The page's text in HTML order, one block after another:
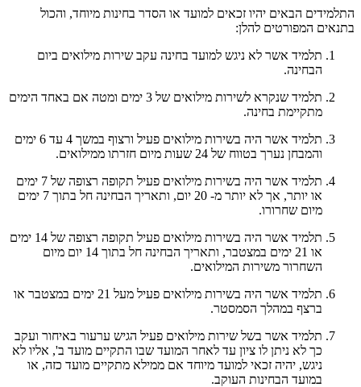
התלמידים הבאים יהיו זכאים למועד או הסדר בחינות מיוחד, והכול
בתנאים המפורטים להלן:
תלמיד אשר לא ניגש למועד בחינה עקב שירות מילואים ביום
הבחינה.
תלמיד שנקרא לשירות מילואים של 3 ימים ומטה אם באחד הימים
מתקיימת בחינה.
תלמיד אשר היה בשירות מילואים פעיל ורצוף במשך 4 עד 6 ימים
והמבחן נערך בטווח של 24 שעות מיום חזרתו ממילואים.
תלמיד אשר היה בשירות מילואים פעיל תקופה רצופה של 7 ימים
או יותר, אך לא יותר מ- 20 יום, ותאריך הבחינה חל בתוך 7 ימים
מיום שחרורו.
תלמיד אשר היה בשירות מילואים פעיל תקופה רצופה של 14 ימים
או 21 ימים במצטבר, ותאריך הבחינה חל בתוך 14 יום מיום
השחרור משירות המילואים.
תלמיד אשר היה בשירות מילואים פעיל מעל 21 ימים במצטבר או
ברצף במהלך הסמסטר.
תלמיד אשר בשל שירות מילואים פעיל הגיש ערעור באיחור ועקב
כך לא ניתן לו ציון עד לאחר המועד שבו התקיים מועד ב', אליו לא
ניגש, יהיה זכאי למועד מיוחד אם ממילא מתקיים מועד כזה, או
במועד הבחינות העוקב.